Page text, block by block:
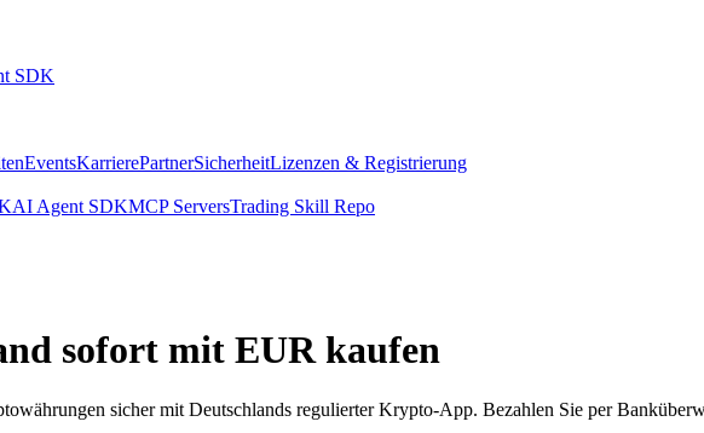
SDK
EventsKarrierePartnerSicherheitLizenzen & Registrierung
AI Agent SDKMCP ServersTrading Skill Repo
sofort mit EUR kaufen
sicher mit Deutschlands regulierter Krypto-App. Bezahlen Sie per